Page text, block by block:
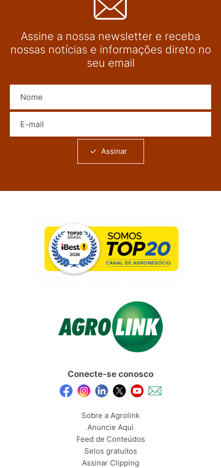
Assine a nossa newsletter e receba
nossas notícias e informações direto no
seu email
Assinar
Conecte-se conosco
Sobre a Agrolink
Anuncie Aqui
Feed de Conteúdos
Selos gratuitos
Assinar Clipping